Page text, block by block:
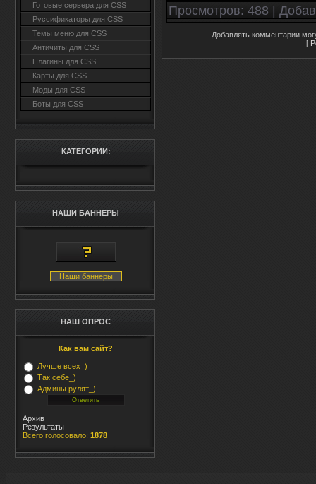
Готовые сервера для CSS
Руссификаторы для CSS
Темы меню для CSS
Античиты для CSS
Плагины для CSS
Карты для CSS
Моды для CSS
Боты для CSS
КАТЕГОРИИ:
НАШИ БАННЕРЫ
Наши баннеры
НАШ ОПРОС
Как вам сайт?
Лучше всех_)
Так себе_)
Админы рулят_)
Архив
Результаты
Всего голосовало: 1878
Просмотров: 488 |
Добавлять комментарии
[